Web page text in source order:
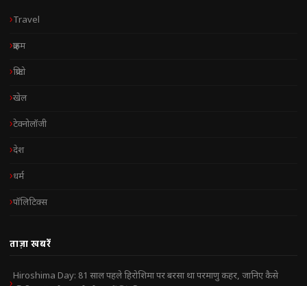
Travel
क्राइम
क्रिप्टो
खेल
टेक्नोलॉजी
देश
धर्म
पॉलिटिक्स
ताज़ा खबरें
Hiroshima Day: 81 साल पहले हिरोशिमा पर बरसा था परमाणु कहर, जानिए कैसे